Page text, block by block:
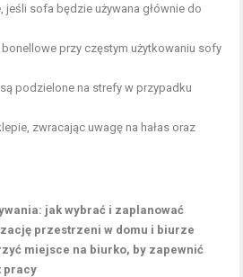
jeśli sofa będzie używana głównie do
bonellowe przy częstym użytkowaniu sofy
podzielone na strefy w przypadku
zwracając uwagę na hałas oraz
jak wybrać i zaplanować
przestrzeni w domu i biurze
miejsce na biurko, by zapewnić
pracy